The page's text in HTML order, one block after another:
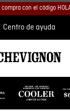
con el código
Centro de ayuda